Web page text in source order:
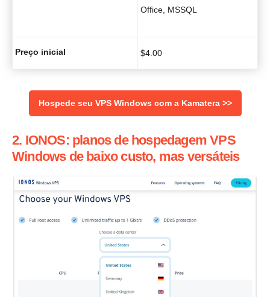
Office, MSSQL
Preço inicial $4.00
Hospede seu VPS Windows com a Kamatera >>
2. IONOS: planos de hospedagem VPS
Windows de baixo custo, mas versáteis